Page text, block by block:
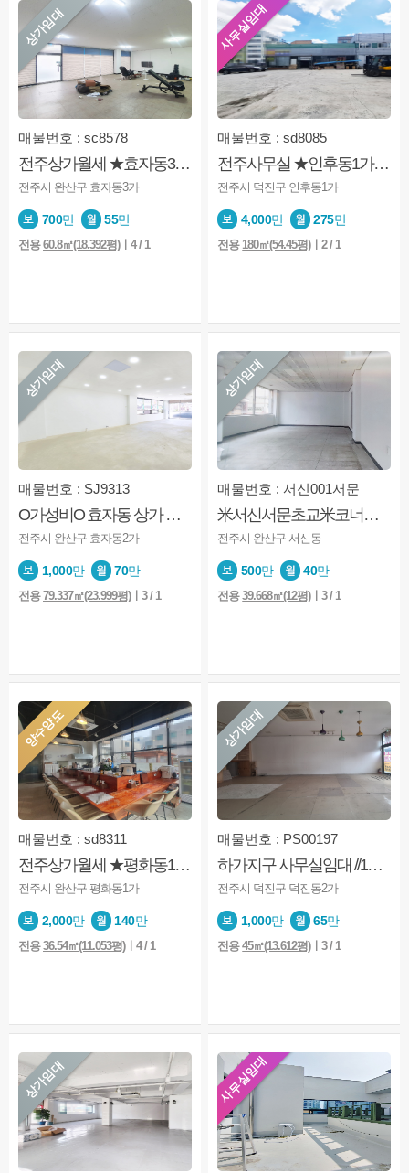
상가임대
매물번호 : sc8578
전주상가월세 ★효자동3가★1층★소매점★미용업★내부화장실★깔끔
전주시 완산구 효자동3가
700만 55만
전용60.8㎡(18.392평)ㅣ4 / 1
사무실임대
매물번호 : sd8085
전주사무실 ★인후동1가★아중리★넓은대지★물류형사무실.★유통사무실추천
전주시 덕진구 인후동1가
4,000만 275만
전용 180㎡(54.45평)ㅣ2 / 1
상가임대
매물번호 : SJ9313
O가성비O 효자동 상가 전주대 상권 가성비 좋은 추천매물
전주시 완산구 효자동2가
1,000만 70만
전용79.337㎡(23.999평)ㅣ3 / 1
상가임대
매물번호 : 서신001서문
米서신서문초교米코너자리 米저렴한월세 米계약임박 米득템
전주시 완산구 서신동
500만 40만
전용39.668㎡(12평)ㅣ3 / 1
양수양도
매물번호 : sd8311
전주상가월세 ★평화동1가★평화동사거리★횟집★권리금저렴★배달상가★매출좋음
전주시 완산구 평화동1가
2,000만 140만
전용36.54㎡(11.053평)ㅣ4 / 1
상가임대
매물번호 : PS00197
하가지구 사무실임대 //1층 //상태최상
전주시 덕진구 덕진동2가
1,000만 65만
전용45㎡(13.612평)ㅣ3 / 1
상가임대 사무실임대